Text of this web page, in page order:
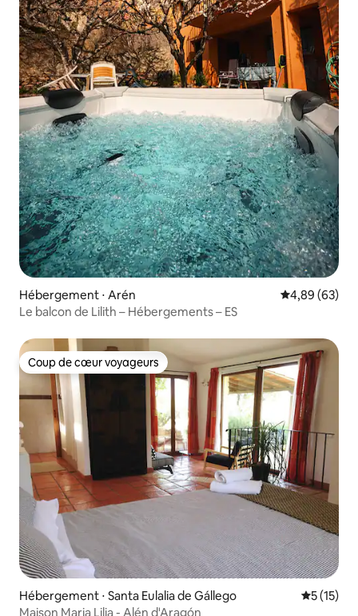
Hébergement ⋅ Arén Évaluation
4,89 (63)
Le balcon de Lilith – Hébergements – ES
Coup de cœur voyageurs
Coup de cœur voyageurs
Hébergement ⋅ Santa Eulalia de Gállego
5 (15)
Maison Maria Lilia - Alén d'Aragón